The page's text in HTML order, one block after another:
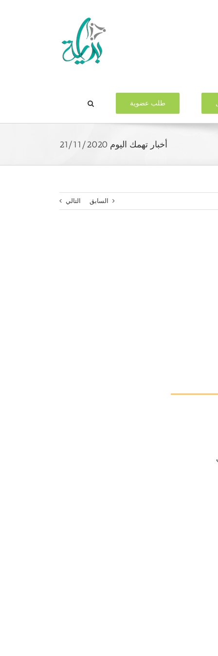
طلب عضوية
أخبار تهمك اليوم 21/11/2020
السابق التالي